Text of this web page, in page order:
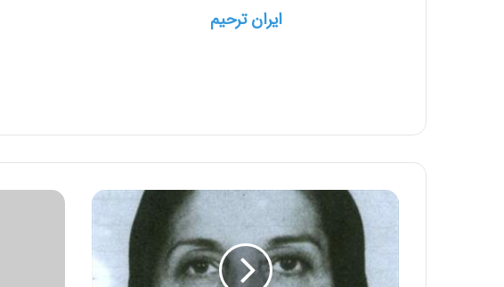
ایران ترحیم
ژیلا
مهرجویی
درگذشت
دکتر